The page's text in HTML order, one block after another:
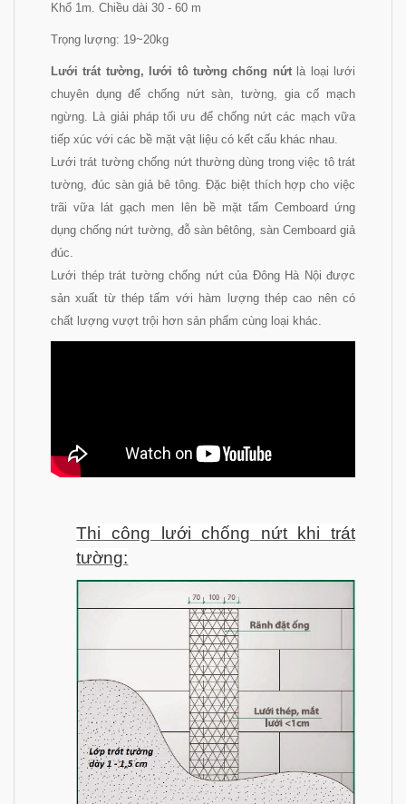
Khổ 1m. Chiều dài 30 - 60 m
Trọng lượng: 19~20kg
Lưới trát tường, lưới tô tường chống nứtlà loại lưới
chuyên dụng để chống nứt sàn, tường, gia cố mạch
ngừng. Là giải pháp tối ưu để chống nứt các mạch vữa
tiếp xúc với các bề mặt vật liệu có kết cấu khác nhau.
Lưới trát tường chống nứt thường dùng trong việc tô trát
tường, đúc sàn giả bê tông. Đặc biệt thích hợp cho việc
trãi vữa lát gạch men lên bề mặt tấm Cemboard ứng
dụng chống nứt tường, đỗ sàn bêtông, sàn Cemboard giả
đúc.
Lưới thép trát tường chống nứt của Đông Hà Nội được
sản xuất từ thép tấm với hàm lượng thép cao nên có
chất lượng vượt trội hơn sản phẩm cùng loại khác.
Thi công lưới chống nứt khi trát
tường: